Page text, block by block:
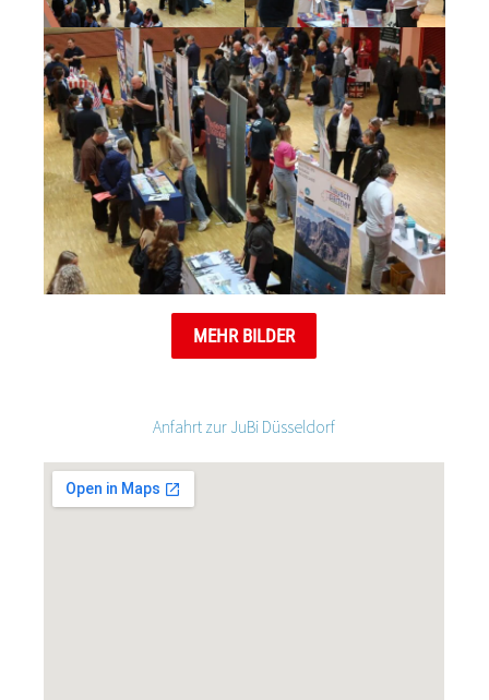
MEHR BILDER
Anfahrt zur JuBi Düsseldorf